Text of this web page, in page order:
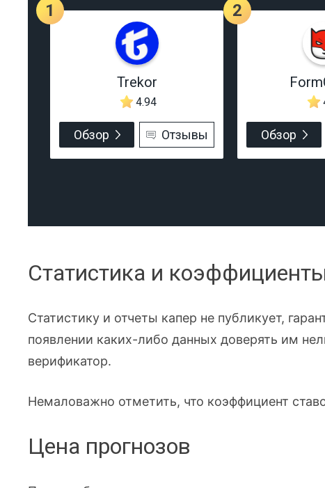
1
Trekor
4.94
Обзор Отзывы
2
Обзор
Статистика и
Статистику и отчеты капер не публикует,
появлении каких-либо данных доверять им
верификатор.
Немаловажно отметить, что коэффициент
Цена прогнозов